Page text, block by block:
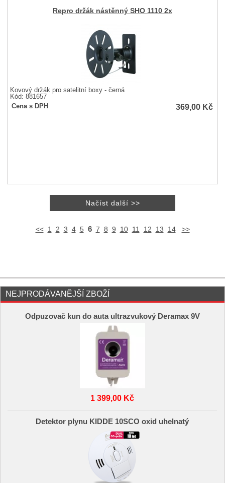
Repro držák nástěnný SHO 1110 2x
Kovový držák pro satelitní boxy - černá
Kód: 881657
Cena s DPH
369,00 Kč
<< 1 2 3 4 5 6 7 8 9 10 11 12 13 14 >>
NEJPRODÁVANĚJŠÍ ZBOŽÍ
Odpuzovač kun do auta ultrazvukový Deramax 9V
1 399,00 Kč
Detektor plynu KIDDE 10SCO oxid uhelnatý